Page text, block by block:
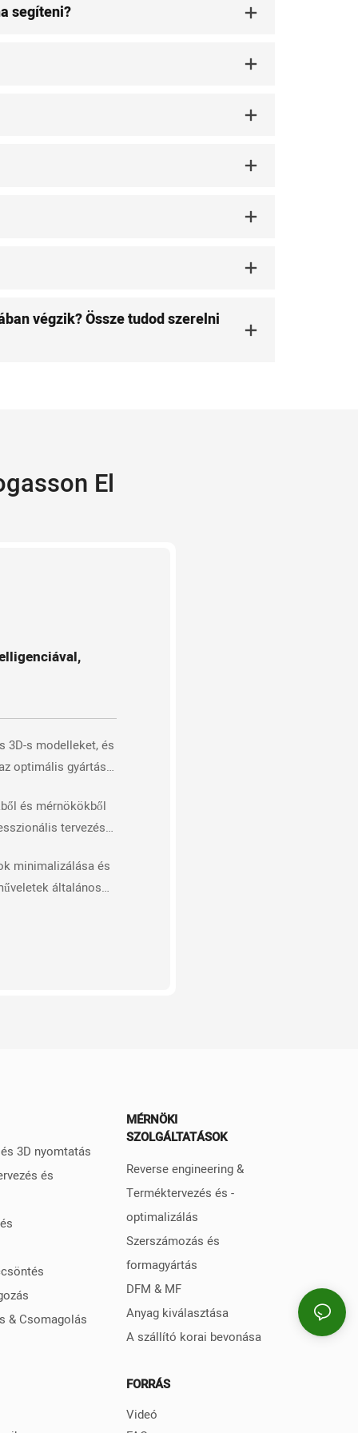
segíteni?
végzik? Össze tudod szerelni
El
3D-s modelleket, és
optimális gyártási
és mérnökökből
tervezési
minimalizálása és
általános
3D nyomtatás
és
& Csomagolás
MÉRNÖKI
SZOLGÁLTATÁSOK
Reverse engineering &
Terméktervezés és -
optimalizálás
Szerszámozás és
formagyártás
DFM & MF
Anyag kiválasztása
A szállító korai bevonása
FORRÁS
Videó